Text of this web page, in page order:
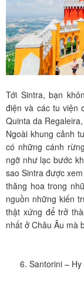
Tới Sintra, bạn
điện và các tu viện
Quinta da
Ngoài khung cảnh
có những cánh
ngỡ như lạc bước
sao Sintra được
thăng hoa trong
nguồn những kiến
thật xứng để trở
nhất ở Châu Âu mà
Santorini –